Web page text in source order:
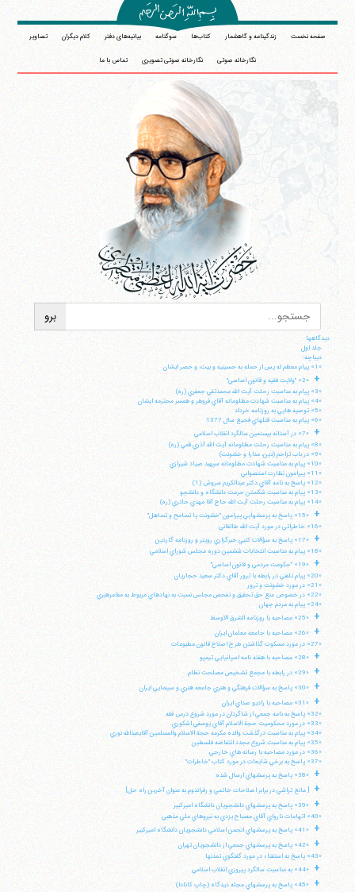
صفحه نخست زندگینامه و گاهشمار کتاب‌ها سوگنامه بیانیه‌های دفتر کلام دیگران تصاویر
نگارخانه صوتی نگارخانه صوتی تصویری تماس با ما
دیدگاهها
جلد اول
ديباچه:
«1» پيام معظم له پس از حمله به حسينيه و بيت، و حصر ايشان
+
«2» "ولايت فقيه و قانون اساسي"
«3» پيام به مناسبت رحلت آيت الله محمدتقي جعفري (ره)
«4» پيام به مناسبت شهادت مظلومانه آقاي فروهر و همسر محترمه ايشان
«5» توصيه هايي به روزنامه خرداد
«6» پيام به مناسبت قتلهاي فجيع سال 1377
+
«7» در آستانه بيستمين سالگرد انقلاب اسلامي
«8» پيام به مناسبت رحلت مظلومانه آيت الله آذري قمي (ره)
«9» در باب تزاحم (دين، مدارا و خشونت)
«10» پيام به مناسبت شهادت مظلومانه سپهبد صياد شيرازي
«11» پيرامون نظارت استصوابي
«12» پاسخ به نامه آقاي دكتر عبدالكريم سروش (1)
«13» پيام به مناسبت شكستن حرمت دانشگاه و دانشجو
«14» پپام به مناسبت رحلت آيت الله حاج آقا مهدي حائري (ره)
+
«15» پاسخ به پرسشهايي پيرامون "خشونت يا تسامح و تساهل"
«16» خاطراتي در مورد آيت الله طالقاني
+
«17» پاسخ به سؤالات كتبي خبرگزاري رويتر و روزنامه گاردين
«18» پيام به مناسبت انتخابات ششمين دوره مجلس شوراي اسلامي
+
«19» "حكومت مردمي و قانون اساسي"
«20» پيام تلفني در رابطه با ترور آقاي دكتر سعيد حجاريان
«21» در مورد خشونت و ترور
«22» در خصوص منع حق تحقيق و تفحص مجلس نسبت به نهادهاي مربوط به مقامرهبري
«24» پيام به مردم جهان
+ «25» مصاحبه با روزنامه الشرق الاوسط
+
«26» مصاحبه با جامعه معلمان ايران
«27» در مورد مسكوت گذاشتن طرح اصلاح قانون مطبوعات
+ «28» مصاحبه با هفته نامه اسپانيايي تيمپو
+ «29» در رابطه با مجمع تشخيص مصلحت نظام
+ «30» پاسخ به سؤالات فرهنگي و هنري جامعه هنري و سينمايي ايران
+
«31» مصاحبه با راديو صداي ايران
«32» پاسخ به نامه جمعي از شاگردان در مورد شروع درس فقه
«33» در مورد محكوميت حجة الاسلام آقاي يوسفي اشكوري
«34» پيام به مناسبت درگذشت والده مكرمه حجة الاسلام والمسلمين آقايعبدالله نوري
«35» پيام به مناسبت شروع مجدد انتفاضه فلسطين
«36» در مورد مصاحبه با رسانه هاي خارجي
«37» پاسخ به برخي شايعات در مورد كتاب "خاطرات"
+ «38» پاسخ به پرسشهاي ارسال شده
+ [ مانع تراشي در برابر اصلاحات خاتمي و رفراندوم به عنوان آخرين راه حل]
+
«39» پاسخ به پرسشهاي دانشجويان دانشگاه اميركبير
«40» اتهامات نارواي آقاي مصباح يزدي به نيروهاي ملي مذهبي
+ «41» پاسخ به پرسشهاي انجمن اسلامي دانشجويان دانشگاه اميركبير
+
«42» پاسخ به پرسشهاي جمعي از دانشجويان تهران
«43» پاسخ به استفتاء در مورد گفتگوي تمدنها
+ «44» به مناسبت سالگرد پيروزي انقلاب اسلامي
+ «45» پاسخ به پرسشهاي مجله ديدگاه (چاپ كانادا)